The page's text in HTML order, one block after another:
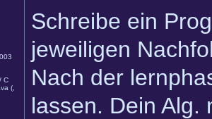
C
(,
Schreibe ein
jeweiligen
Nach der
lassen. Dein Alg.